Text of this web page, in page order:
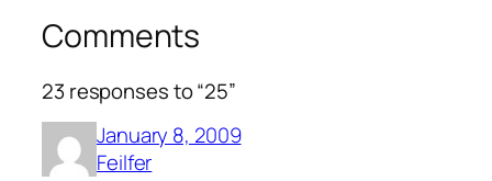
Comments
23 responses to “25”
January 8, 2009
Feilfer